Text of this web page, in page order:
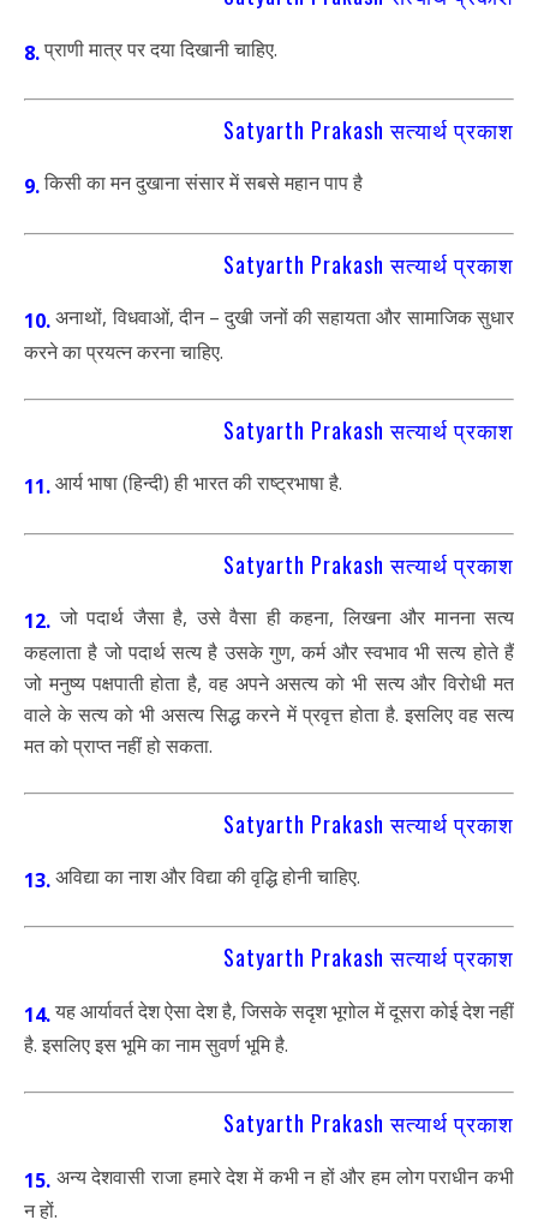
8.प्राणी मात्र पर दया दिखानी चाहिए.
Satyarth Prakash सत्यार्थ प्रकाश
9.किसी का मन दुखाना संसार में सबसे महान पाप है
Satyarth Prakash सत्यार्थ प्रकाश
10.अनाथों, विधवाओं, दीन – दुखी जनों की सहायता और सामाजिक सुधार
करने का प्रयत्न करना चाहिए.
Satyarth Prakash सत्यार्थ प्रकाश
11.आर्य भाषा (हिन्दी) ही भारत की राष्ट्रभाषा है.
Satyarth Prakash सत्यार्थ प्रकाश
12. जो पदार्थ जैसा है, उसे वैसा ही कहना, लिखना और मानना सत्य
कहलाता है जो पदार्थ सत्य है उसके गुण, कर्म और स्वभाव भी सत्य होते हैं
जो मनुष्य पक्षपाती होता है, वह अपने असत्य को भी सत्य और विरोधी मत
वाले के सत्य को भी असत्य सिद्ध करने में प्रवृत्त होता है. इसलिए वह सत्य
मत को प्राप्त नहीं हो सकता.
Satyarth Prakash सत्यार्थ प्रकाश
13.अविद्या का नाश और विद्या की वृद्धि होनी चाहिए.
Satyarth Prakash सत्यार्थ प्रकाश
14.यह आर्यावर्त देश ऐसा देश है, जिसके सदृश भूगोल में दूसरा कोई देश नहीं
है. इसलिए इस भूमि का नाम सुवर्ण भूमि है.
Satyarth Prakash सत्यार्थ प्रकाश
15. अन्य देशवासी राजा हमारे देश में कभी न हों और हम लोग पराधीन कभी
न हों.